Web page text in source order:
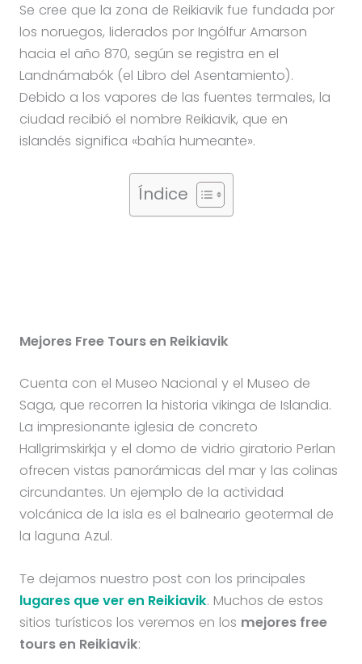
Se cree que la zona de Reikiavik fue fundada por
los noruegos, liderados por Ingólfur Arnarson
hacia el año 870, según se registra en el
Landnámabók (el Libro del Asentamiento).
Debido a los vapores de las fuentes termales, la
ciudad recibió el nombre Reikiavik, que en
islandés significa «bahía humeante».
Índice
Mejores Free Tours en Reikiavik
Cuenta con el Museo Nacional y el Museo de
Saga, que recorren la historia vikinga de Islandia.
La impresionante iglesia de concreto
Hallgrimskirkja y el domo de vidrio giratorio Perlan
ofrecen vistas panorámicas del mar y las colinas
circundantes. Un ejemplo de la actividad
volcánica de la isla es el balneario geotermal de
la laguna Azul.
Te dejamos nuestro post con los principales
lugares que ver en Reikiavik. Muchos de estos
sitios turísticos los veremos en los mejores free
tours en Reikiavik: